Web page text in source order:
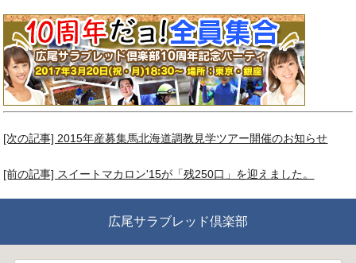
[次の記事] 2015年産募集馬北海道調教見学ツアー開催のお知らせ
[前の記事] スイートマカロン'15が「残250口」を迎えました。
広尾サラブレッド倶楽部